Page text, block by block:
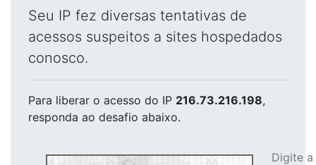
Seu IP fez diversas tentativas de
acessos suspeitos a sites hospedados
conosco.
Para liberar o acesso do IP 216.73.216.198,
responda ao desafio abaixo.
Digite